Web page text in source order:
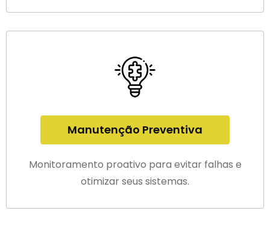
Manutenção Preventiva
Monitoramento proativo para evitar falhas e
otimizar seus sistemas.